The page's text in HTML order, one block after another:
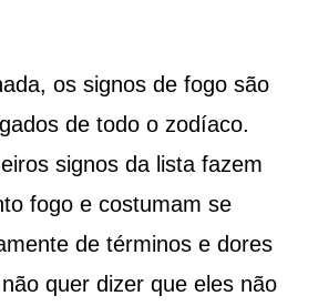
os signos de fogo são
de todo o zodíaco.
signos da lista fazem
fogo e costumam se
de términos e dores
quer dizer que eles não